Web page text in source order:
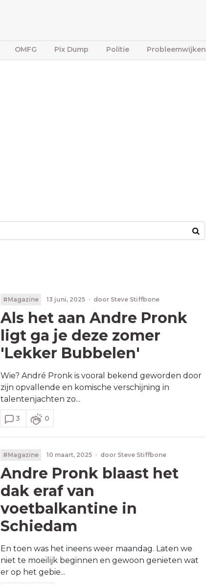
OMFG Pix Dump Politie Probleemwijken
#Magazine 13 juni, 2025 · door Steve Stiffbone
Als het aan Andre Pronk
ligt ga je deze zomer
'Lekker Bubbelen'
Wie? André Pronk is vooral bekend geworden door
zijn opvallende en komische verschijning in
talentenjachten zo...
3 0
#Magazine 10 maart, 2025 · door Steve Stiffbone
Andre Pronk blaast het
dak eraf van
voetbalkantine in
Schiedam
En toen was het ineens weer maandag. Laten we
niet te moeilijk beginnen en gewoon genieten wat
er op het gebie...